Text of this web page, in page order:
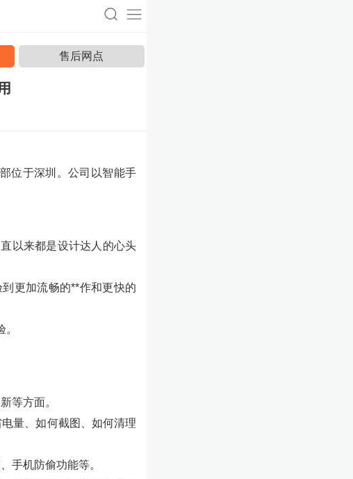
售后网点
位于深圳。公司以智能手
以来都是设计达人的心头
更加流畅的**作和更快的
等方面。
量、如何截图、如何清理
手机防偷功能等。